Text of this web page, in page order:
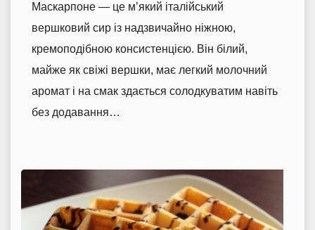
Маскарпоне — це м’який італійський
вершковий сир із надзвичайно ніжною,
кремоподібною консистенцією. Він білий,
майже як свіжі вершки, має легкий молочний
аромат і на смак здається солодкуватим навіть
без додавання…